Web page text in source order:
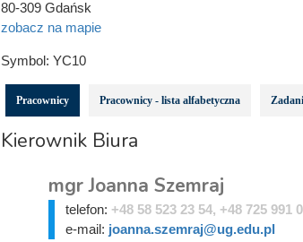
80-309 Gdańsk
zobacz na mapie
Symbol: YC10
Pracownicy Pracownicy - lista alfabetyczna
Kierownik Biura
mgr Joanna Szemraj
telefon: +48 58 523 23 54, +48 725 991
e-mail: joanna.szemraj@ug.edu.pl